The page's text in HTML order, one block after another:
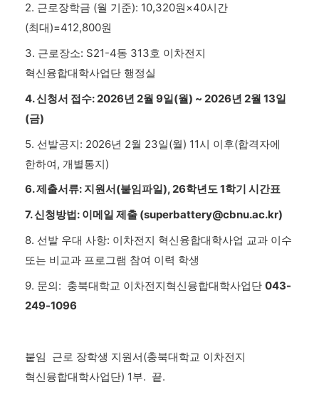
2. 근로장학금 (월 기준): 10,320원×40시간
(최대)=412,800원
3. 근로장소: S21-4동 313호 이차전지
혁신융합대학사업단 행정실
4. 신청서 접수: 2026년 2월 9일(월) ~ 2026년 2월 13일
(금)
5. 선발공지: 2026년 2월 23일(월) 11시 이후(합격자에
한하여, 개별통지)
6. 제출서류: 지원서(붙임파일), 26학년도 1학기 시간표
7. 신청방법: 이메일 제출 (superbattery@cbnu.ac.kr)
8. 선발 우대 사항: 이차전지 혁신융합대학사업 교과 이수
또는 비교과 프로그램 참여 이력 학생
9. 문의: 충북대학교 이차전지혁신융합대학사업단 043-
249-1096
붙임 근로 장학생 지원서(충북대학교 이차전지
혁신융합대학사업단) 1부. 끝.